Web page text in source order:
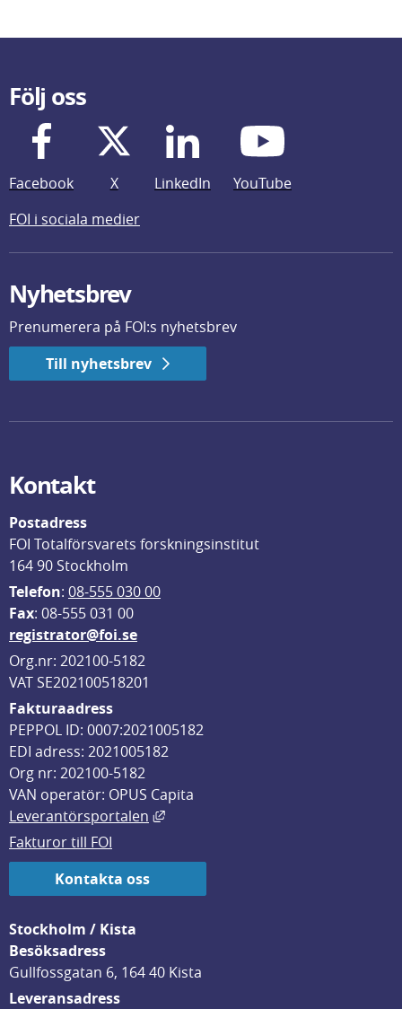
Följ oss
Facebook X LinkedIn
YouTube
FOI i sociala medier
Nyhetsbrev
Prenumerera på FOI:s nyhetsbrev
Till nyhetsbrev
Kontakt
Postadress
FOI Totalförsvarets forskningsinstitut
164 90 Stockholm
Telefon: 08-555 030 00
Fax: 08-555 031 00
registrator@foi.se
Org.nr: 202100-5182
VAT SE202100518201
Fakturaadress
PEPPOL ID: 0007:2021005182
EDI adress: 2021005182
Org nr: 202100-5182
VAN operatör: OPUS Capita
Leverantörsportalen
Länk till annan webbplats, öppnas
Fakturor till FOI
Kontakta oss
Stockholm / Kista
Besöksadress
Gullfossgatan 6, 164 40 Kista
Leveransadress